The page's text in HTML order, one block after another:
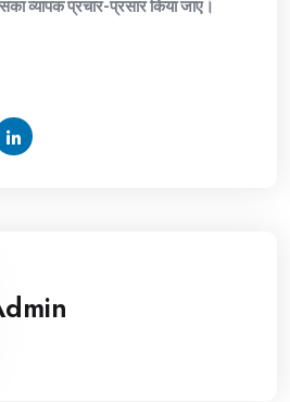
व्यापक प्रचार-प्रसार किया जाए।